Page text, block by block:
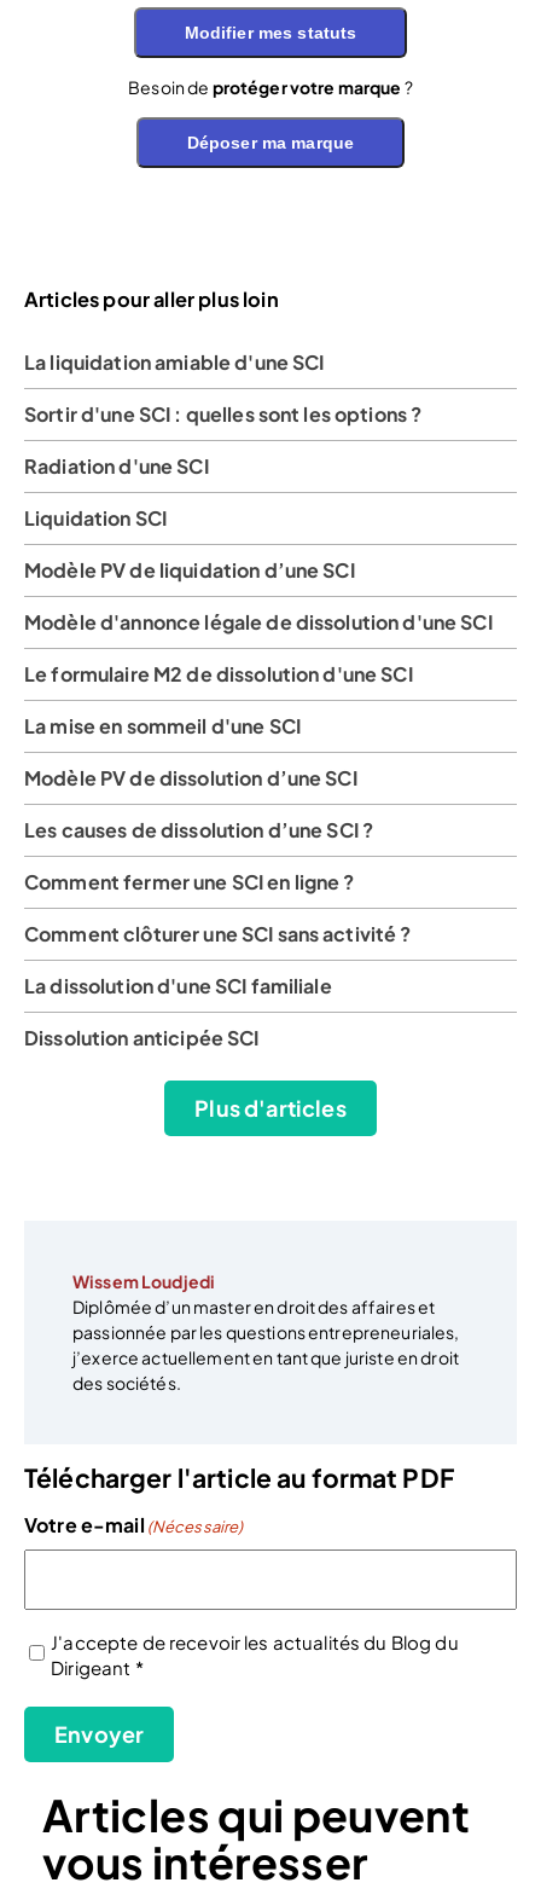
Modifier mes statuts
Besoin de protéger votre marque ?
Déposer ma marque
Articles pour aller plus loin
La liquidation amiable d'une SCI
Sortir d'une SCI : quelles sont les options ?
Radiation d'une SCI
Liquidation SCI
Modèle PV de liquidation d’une SCI
Modèle d'annonce légale de dissolution d'une SCI
Le formulaire M2 de dissolution d'une SCI
La mise en sommeil d'une SCI
Modèle PV de dissolution d’une SCI
Les causes de dissolution d’une SCI ?
Comment fermer une SCI en ligne ?
Comment clôturer une SCI sans activité ?
La dissolution d'une SCI familiale
Dissolution anticipée SCI
Plus d'articles
Wissem Loudjedi
Diplômée d’un master en droit des affaires et
passionnée par les questions entrepreneuriales,
j’exerce actuellement en tant que juriste en droit
des sociétés.
Télécharger l'article au format PDF
Votre e-mail (Nécessaire)
(Nécessaire)
J'accepte de recevoir les actualités du Blog du
Dirigeant *
Envoyer
Articles qui peuvent
vous intéresser